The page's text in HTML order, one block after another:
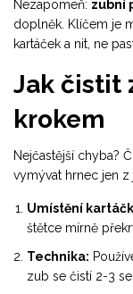
Nezapomeň: zubní
doplněk. Klíčem je
kartáček a nit, ne
Jak čistit
krokem
Nejčastější chyba?
vymývat hrnec jen z
Umístění
štětce mírně
Technika:
zub se čistí 2-3